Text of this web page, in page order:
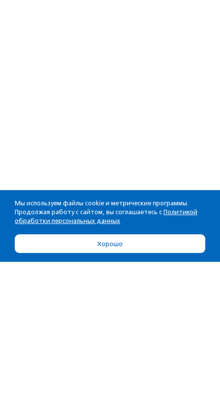
Мы используем файлы cookie и метрические программы.
Продолжая работу с сайтом, вы соглашаетесь с Политикой
обработки персональных данных
Хорошо